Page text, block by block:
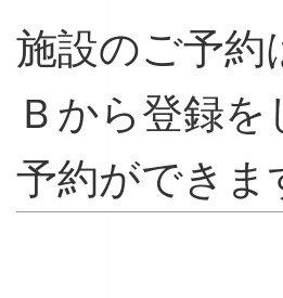
施設のご予約
Ｂから登録
予約ができま